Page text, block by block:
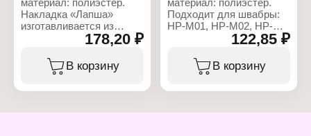
Накладка «Лапша»
изготавливается из
плотной микрофибры,
великолепной
впитываемостью. При
178,20 ₽
В корзину
Подходит для швабры:
HP-M01, HP-M02, HP-
Насадка предназначена
для сухой и влажной
уборки гладких
122,85 ₽
В корзину